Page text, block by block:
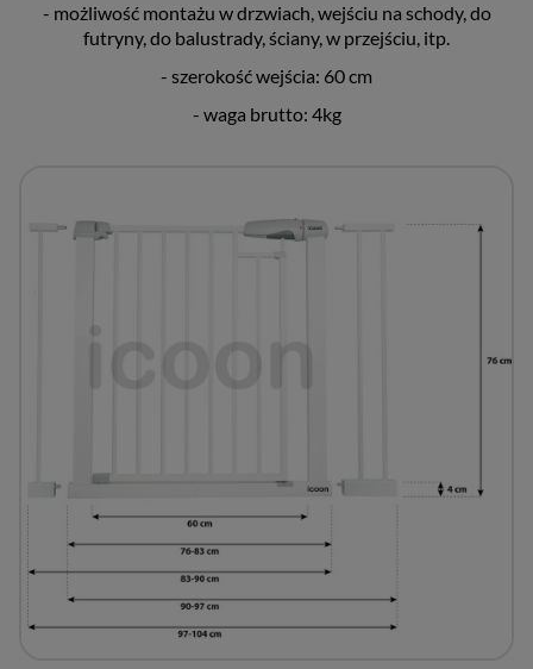
- możliwość montażu w drzwiach, wejściu na schody, do
futryny, do balustrady, ściany, w przejściu, itp.
- szerokość wejścia: 60 cm
- waga brutto: 4kg